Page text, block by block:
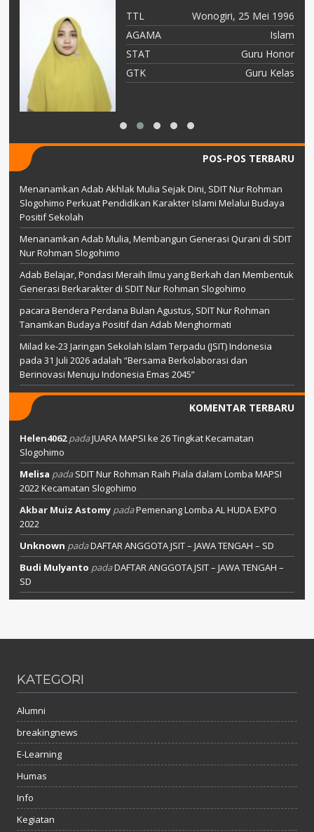
TTL
Wonogiri, 25 Mei 1996
AGAMA
Islam
STAT
Guru Honor
GTK
Guru Kelas
POS-POS TERBARU
Menanamkan Adab Akhlak Mulia Sejak Dini, SDIT Nur Rohman
Slogohimo Perkuat Pendidikan Karakter Islami Melalui Budaya
Positif Sekolah
Menanamkan Adab Mulia, Membangun Generasi Qurani di SDIT
Nur Rohman Slogohimo
Adab Belajar, Pondasi Meraih Ilmu yang Berkah dan Membentuk
Generasi Berkarakter di SDIT Nur Rohman Slogohimo
pacara Bendera Perdana Bulan Agustus, SDIT Nur Rohman
Tanamkan Budaya Positif dan Adab Menghormati
Milad ke-23 Jaringan Sekolah Islam Terpadu (JSIT) Indonesia
pada 31 Juli 2026 adalah “Bersama Berkolaborasi dan
Berinovasi Menuju Indonesia Emas 2045”
KOMENTAR TERBARU
Helen4062padaJUARA MAPSI ke 26 Tingkat Kecamatan
Slogohimo
Melisa padaSDIT Nur Rohman Raih Piala dalam Lomba MAPSI
2022 Kecamatan Slogohimo
Akbar Muiz Astomy padaPemenang Lomba AL HUDA EXPO
2022
Unknown padaDAFTAR ANGGOTA JSIT – JAWA TENGAH – SD
Budi Mulyanto padaDAFTAR ANGGOTA JSIT – JAWA TENGAH –
SD
KATEGORI
Alumni
breakingnews
E-Learning
Humas
Info
Kegiatan